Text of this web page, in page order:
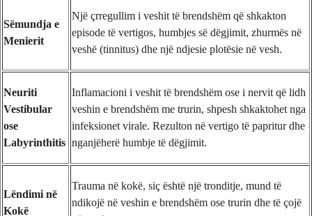
Sëmundja e
Menierit
Një çrregullim i veshit të brendshëm që shkakton
episode të vertigos, humbjes së dëgjimit, zhurmës në
veshë (tinnitus) dhe një ndjesie plotësie në vesh.
Neuriti
Vestibular
ose
Labyrinthitis
Inflamacioni i veshit të brendshëm ose i nervit që lidh
veshin e brendshëm me trurin, shpesh shkaktohet nga
infeksionet virale. Rezulton në vertigo të papritur dhe
nganjëherë humbje të dëgjimit.
Lëndimi në
Kokë
Trauma në kokë, siç është një tronditje, mund të
ndikojë në veshin e brendshëm ose trurin dhe të çojë